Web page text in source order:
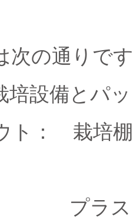
次の通りで
設備とパ
ト： 栽培
験ライ